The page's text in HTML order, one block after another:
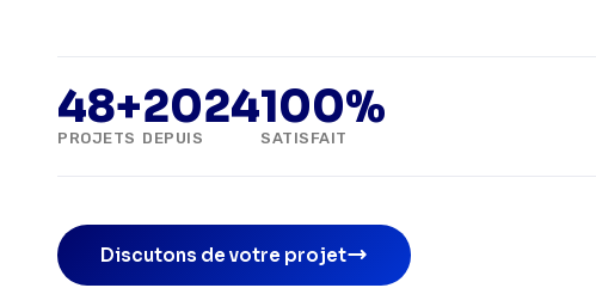
48+
PROJETS
2024
DEPUIS
100%
SATISFAIT
Discutons de votre projet